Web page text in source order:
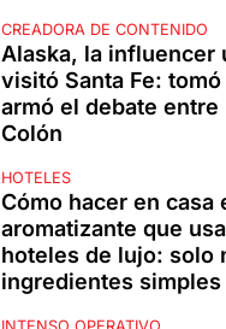
CREADORA DE CONTENIDO
Alaska, la influencer
visitó Santa Fe:
armó el debate entre
Colón
HOTELES
Cómo hacer en casa
aromatizante que
hoteles de lujo: solo
ingredientes simples